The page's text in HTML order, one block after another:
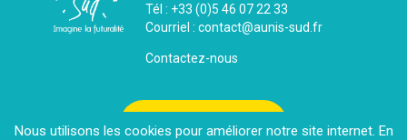
Tél : +33 (0)5 46 07 22 33
Courriel : contact@aunis-sud.fr
Contactez-nous
La CdC recrute
Nous utilisons les cookies pour améliorer notre site internet. En